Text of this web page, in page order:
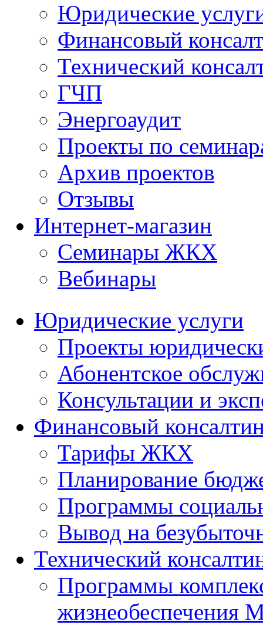
Юридические
Финансовый
Технический
ГЧП
Энергоаудит
Проекты по
Архив проектов
Отзывы
Интернет-магазин
Семинары ЖКХ
Вебинары
Юридические услуги
Проекты
Абонентское
Консультации и
Финансовый
Тарифы ЖКХ
Планирование
Программы
Вывод на
Технический
Программы
жизнеобеспечения